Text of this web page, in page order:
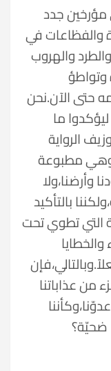
مؤرخين جدد
في
والهروب
وتواطؤ
حتى الآن.نحن
ما
الرواية
وهي مطبوعة
وأرضنا،ولا
بالتأكيد
التي تطوي تحت
من عذاباتنا
ضحيّة؟